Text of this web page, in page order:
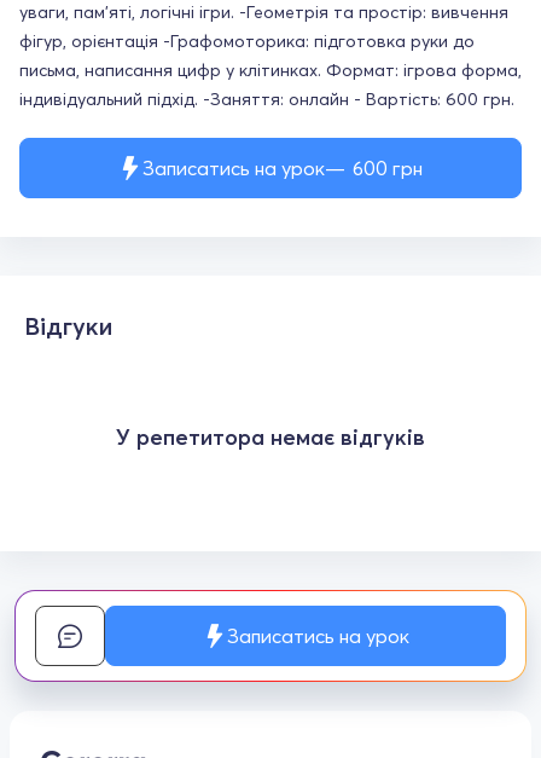
Записатись на урок 600 грн
уваги, пам'яті, логічні ігри. -Геометрія та простір: вивчення
фігур, орієнтація -Графомоторика: підготовка руки до
письма, написання цифр у клітинках. Формат: ігрова форма,
індивідуальний підхід. -Заняття: онлайн - Вартість: 600 грн.
Відгуки
У репетитора немає відгуків
Записатись на урок